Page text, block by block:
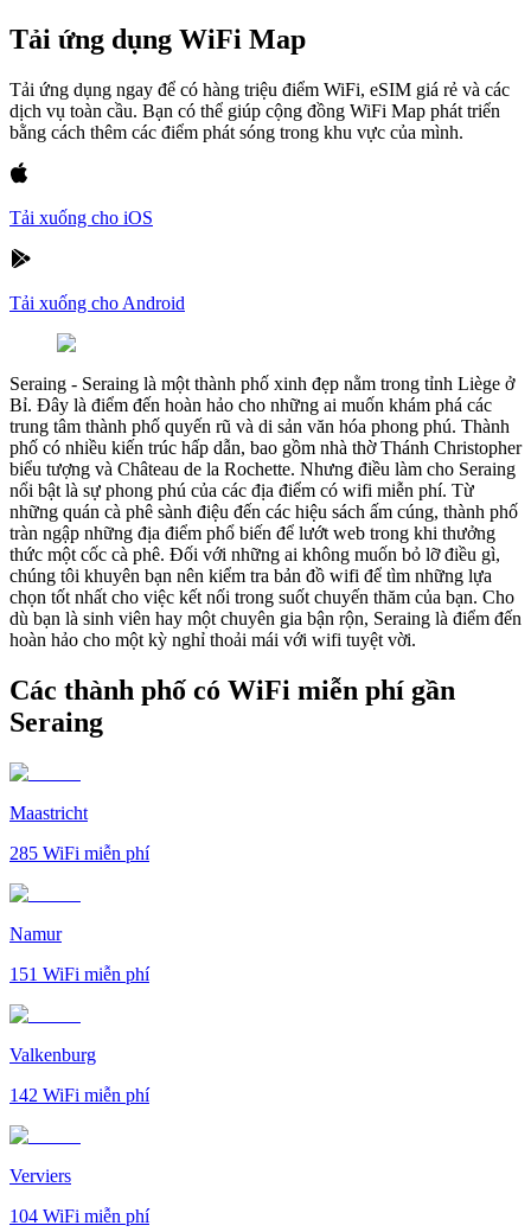
Tải ứng dụng WiFi Map
Tải ứng dụng ngay để có hàng triệu điểm WiFi, eSIM giá rẻ và các
dịch vụ toàn cầu. Bạn có thể giúp cộng đồng WiFi Map phát triển
bằng cách thêm các điểm phát sóng trong khu vực của mình.
Tải xuống cho iOS
Tải xuống cho Android
Seraing - Seraing là một thành phố xinh đẹp nằm trong tỉnh Liège ở
Bỉ. Đây là điểm đến hoàn hảo cho những ai muốn khám phá các
trung tâm thành phố quyến rũ và di sản văn hóa phong phú. Thành
phố có nhiều kiến trúc hấp dẫn, bao gồm nhà thờ Thánh Christopher
biểu tượng và Château de la Rochette. Nhưng điều làm cho Seraing
nổi bật là sự phong phú của các địa điểm có wifi miễn phí. Từ
những quán cà phê sành điệu đến các hiệu sách ấm cúng, thành phố
tràn ngập những địa điểm phổ biến để lướt web trong khi thưởng
thức một cốc cà phê. Đối với những ai không muốn bỏ lỡ điều gì,
chúng tôi khuyên bạn nên kiểm tra bản đồ wifi để tìm những lựa
chọn tốt nhất cho việc kết nối trong suốt chuyến thăm của bạn. Cho
dù bạn là sinh viên hay một chuyên gia bận rộn, Seraing là điểm đến
hoàn hảo cho một kỳ nghỉ thoải mái với wifi tuyệt vời.
Các thành phố có WiFi miễn phí gần
Seraing
Maastricht
285 WiFi miễn phí
Namur
151 WiFi miễn phí
Valkenburg
142 WiFi miễn phí
Verviers
104 WiFi miễn phí